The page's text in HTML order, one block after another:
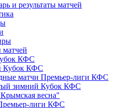
и результаты матчей
КФС
Кубок КФС
матчи Премьер-лиги КФС
зимний Кубок КФС
весна"
лиги КФС